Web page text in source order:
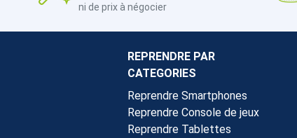
ni de prix à négocier
REPRENDRE PAR
CATEGORIES
Reprendre Smartphones
Reprendre Console de jeux
Reprendre Tablettes